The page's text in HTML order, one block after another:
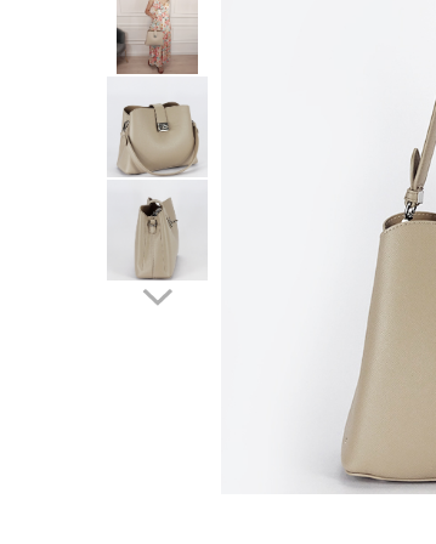
Incaltamine primavara-vara piele
Imbracaminte
Camasi si topuri
Blugi si pantaloni
Pulovere si cardigane
Incaltaminte toamna-iarna piele